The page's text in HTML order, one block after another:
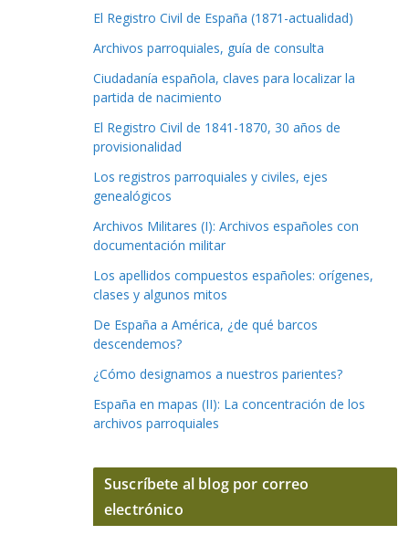
El Registro Civil de España (1871-actualidad)
Archivos parroquiales, guía de consulta
Ciudadanía española, claves para localizar la
partida de nacimiento
El Registro Civil de 1841-1870, 30 años de
provisionalidad
Los registros parroquiales y civiles, ejes
genealógicos
Archivos Militares (I): Archivos españoles con
documentación militar
Los apellidos compuestos españoles: orígenes,
clases y algunos mitos
De España a América, ¿de qué barcos
descendemos?
¿Cómo designamos a nuestros parientes?
España en mapas (II): La concentración de los
archivos parroquiales
Suscríbete al blog por correo
electrónico